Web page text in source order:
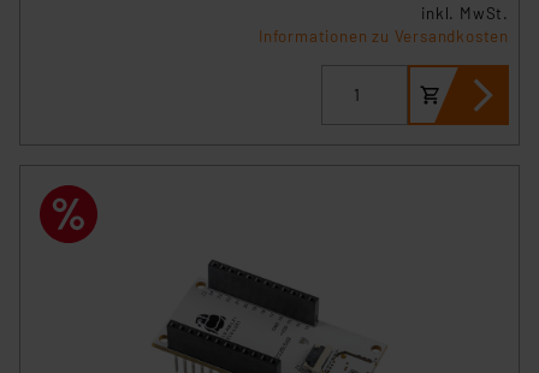
inkl. MwSt.
Informationen zu Versandkosten